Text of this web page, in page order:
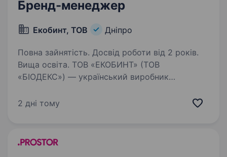
Бренд-менеджер
Екобинт, ТОВ Дніпро
Повна зайнятість. Досвід роботи від 2 років.
Вища освіта. ТОВ «ЕКОБИНТ» (ТОВ
«БІОДЕКС») — український виробник
активно розвиває власні бренди та створює
2 дні тому